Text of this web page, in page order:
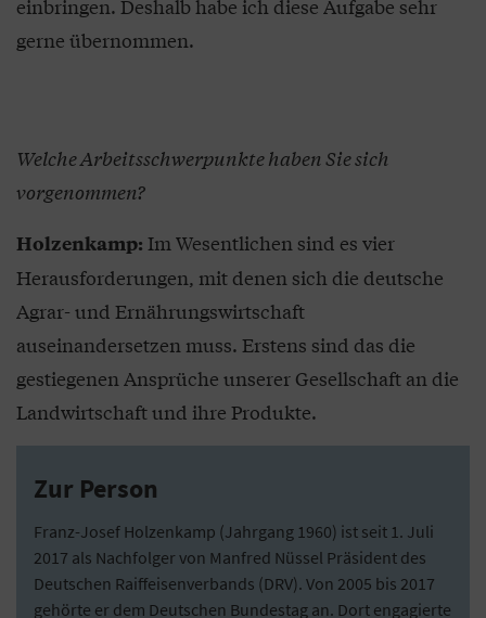
einbringen. Deshalb habe ich diese Aufgabe sehr
gerne übernommen.
Welche Arbeitsschwerpunkte haben Sie sich
vorgenommen?
Holzenkamp: Im Wesentlichen sind es vier
Herausforderungen, mit denen sich die deutsche
Agrar- und Ernährungswirtschaft
auseinandersetzen muss. Erstens sind das die
gestiegenen Ansprüche unserer Gesellschaft an die
Landwirtschaft und ihre Produkte.
Zur Person
Franz-Josef Holzenkamp (Jahrgang 1960) ist seit 1. Juli
2017 als Nachfolger von Manfred Nüssel Präsident des
Deutschen Raiffeisenverbands (DRV). Von 2005 bis 2017
gehörte er dem Deutschen Bundestag an. Dort engagierte